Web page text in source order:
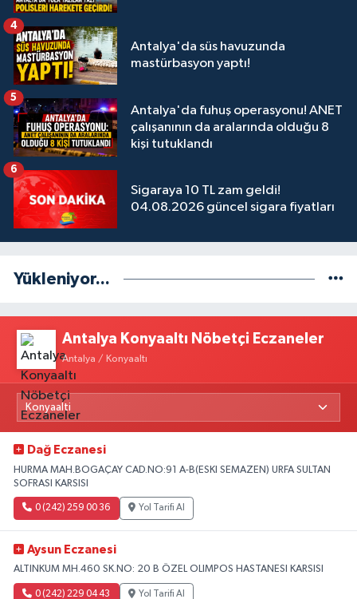
Antalya'da süs havuzunda
mastürbasyon yaptı!
4
Antalya'da fuhuş operasyonu! ANET
çalışanının da aralarında olduğu 8
kişi tutuklandı
5
Sigaraya 10 TL zam geldi!
04.08.2026 güncel sigara fiyatları
6
Yükleniyor...
Antalya Konyaaltı Nöbetçi Eczaneler
Antalya / Konyaaltı
Dağ Eczanesi
HURMA MAH.BOGAÇAY CAD.NO:91 A-B(ESKI SEMAZEN) URFA SULTAN
SOFRASI KARSISI
0 (242) 259 00 36 Yol Tarifi Al
Aysun Eczanesi
ALTINKUM MH.460 SK.NO: 20 B ÖZEL OLIMPOS HASTANESI KARSISI
0 (242) 229 04 43 Yol Tarifi Al